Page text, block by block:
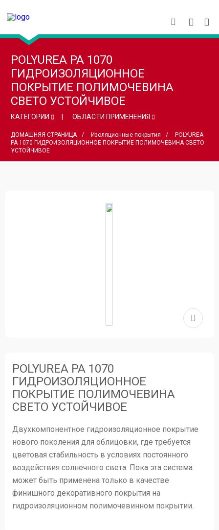
POLYUREA PA 1070
ГИДРОИЗОЛЯЦИОННОЕ
ПОКРЫТИЕ ПОЛИМОЧЕВИНА
СВЕТО УСТОЙЧИВОЕ
КАТЕГОРИИ ОБЛАСТИ ПРИМЕНЕНИЯ
ДОМАШНЯЯ СТРАНИЦА Изоляционные покрытия
POLYUREA
PA 1070 ГИДРОИЗОЛЯЦИОННОЕ ПОКРЫТИЕ ПОЛИМОЧЕВИНА СВЕТО
УСТОЙЧИВОЕ
POLYUREA PA 1070
ГИДРОИЗОЛЯЦИОННОЕ
ПОКРЫТИЕ ПОЛИМОЧЕВИНА
СВЕТО УСТОЙЧИВОЕ
Двухкомпонентное гидроизоляционное покрытие
нового поколения для облицовки, где требуется
цветовая стабильность в условиях постоянного
воздействия солнечного света. Пока эта система
может быть применена только в качестве
финишного декоративного покрытия на
гидроизоляционном полимочевинном покрытии.